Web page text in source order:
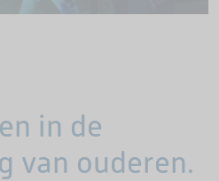
in de
van ouderen.